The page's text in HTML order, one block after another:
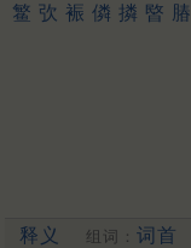
鳘 弞 裖 僯 撛 暋 䐏
释义 组词： 词首